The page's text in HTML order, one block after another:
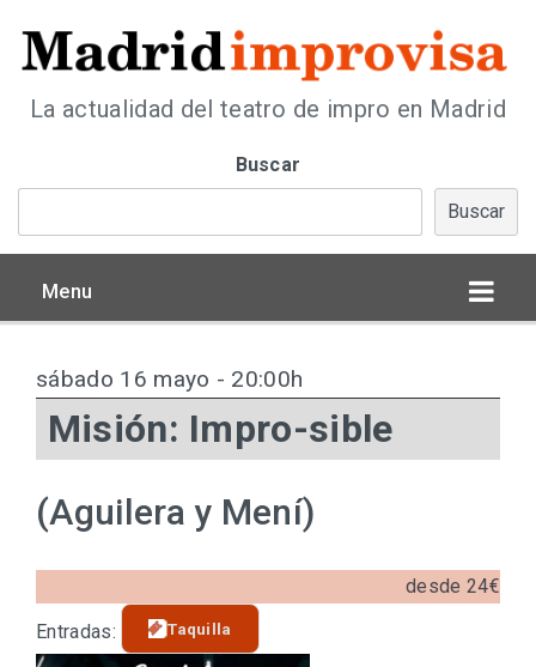
La actualidad del teatro de impro en Madrid
Buscar
Buscar
Menu
sábado 16 mayo - 20:00h
Misión: Impro-sible
(Aguilera y Mení)
desde 24€
Entradas:
Taquilla